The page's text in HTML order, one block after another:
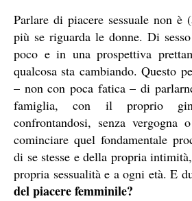
Parlare di piacere sessuale non è
più se riguarda le donne. Di
poco e in una prospettiva
qualcosa sta cambiando. Questo
– non con poca fatica – di
famiglia, con il proprio
confrontandosi, senza vergogna
cominciare quel fondamentale
di se stesse e della propria
propria sessualità e a ogni età. E
del piacere femminile?